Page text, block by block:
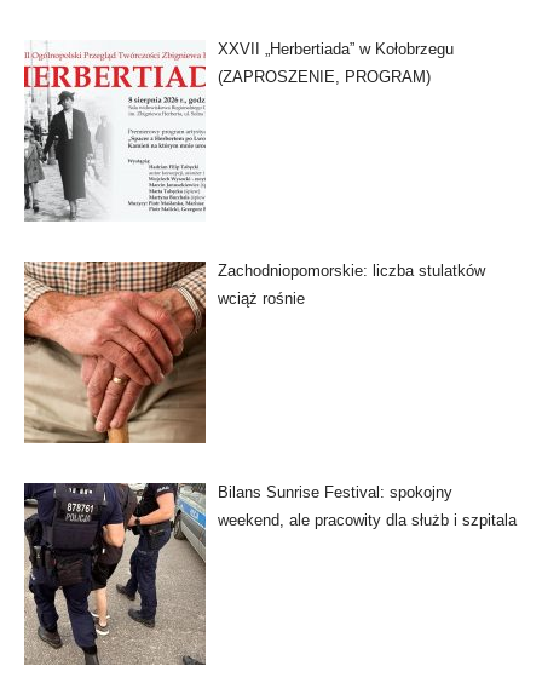
XXVII „Herbertiada” w Kołobrzegu
(ZAPROSZENIE, PROGRAM)
Zachodniopomorskie: liczba stulatków
wciąż rośnie
Bilans Sunrise Festival: spokojny
weekend, ale pracowity dla służb i szpitala